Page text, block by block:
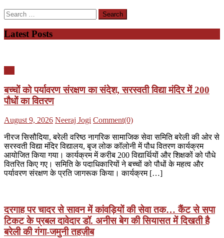
Search
for:
Latest Posts
बच्चों को पर्यावरण संरक्षण का संदेश, सरस्वती विद्या मंदिर में 200
पौधों का वितरण
Posted
August 9, 2026 Author
Neeraj Jogi Comment(0)
नीरज सिसौदिया, बरेली वरिष्ठ नागरिक सामाजिक सेवा समिति बरेली की ओर से
सरस्वती विद्या मंदिर विद्यालय, बृज लोक कॉलोनी में पौध वितरण कार्यक्रम
आयोजित किया गया। कार्यक्रम में करीब 200 विद्यार्थियों और शिक्षकों को पौधे
वितरित किए गए। समिति के पदाधिकारियों ने बच्चों को पौधों के महत्व और
पर्यावरण संरक्षण के प्रति जागरूक किया। कार्यक्रम […]
दरगाह पर चादर से सावन में कांवड़ियों की सेवा तक… कैंट से सपा
टिकट के प्रबल दावेदार डॉ. अनीस बेग की सियासत में दिखती है
बरेली की गंगा-जमुनी तहज़ीब